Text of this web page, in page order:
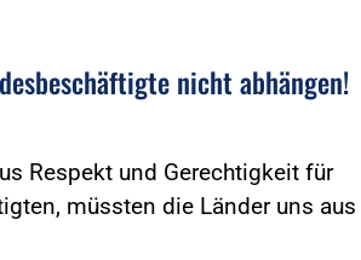
nicht abhängen!
Respekt und Gerechtigkeit für
müssten die Länder uns aus